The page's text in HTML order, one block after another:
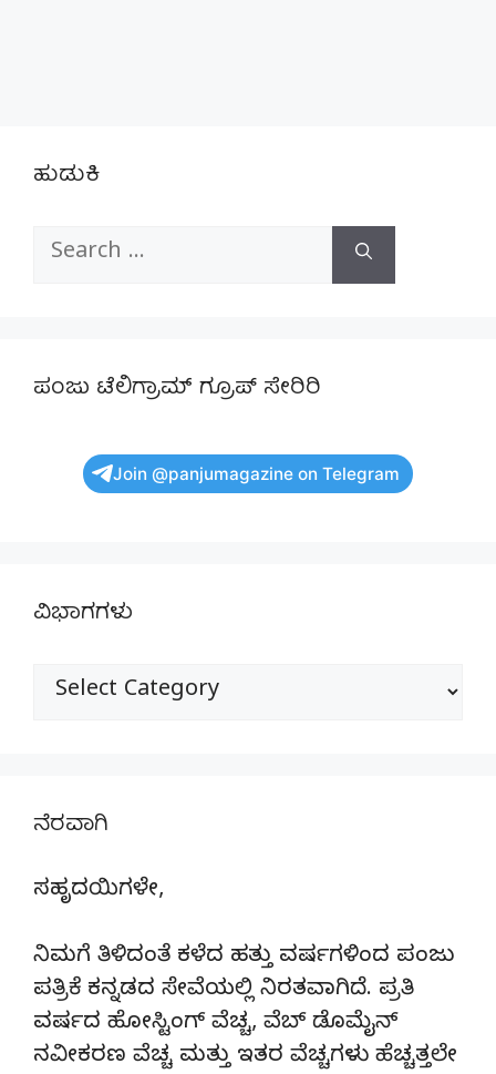
ಹುಡುಕಿ
Search
ಪಂಜು ಟೆಲಿಗ್ರಾಮ್ ಗ್ರೂಪ್ ಸೇರಿರಿ
Join @panjumagazine on Telegram
ವಿಭಾಗಗಳು
ವಿಭಾಗಗಳು
ನೆರವಾಗಿ
ಸಹೃದಯಿಗಳೇ,
ನಿಮಗೆ ತಿಳಿದಂತೆ ಕಳೆದ ಹತ್ತು ವರ್ಷಗಳಿಂದ ಪಂಜು
ಪತ್ರಿಕೆ ಕನ್ನಡದ ಸೇವೆಯಲ್ಲಿ ನಿರತವಾಗಿದೆ. ಪ್ರತಿ
ವರ್ಷದ ಹೋಸ್ಟಿಂಗ್‌ ವೆಚ್ಚ, ವೆಬ್‌ ಡೊಮೈನ್‌
ನವೀಕರಣ ವೆಚ್ಚ ಮತ್ತು ಇತರ ವೆಚ್ಚಗಳು ಹೆಚ್ಚತ್ತಲೇ